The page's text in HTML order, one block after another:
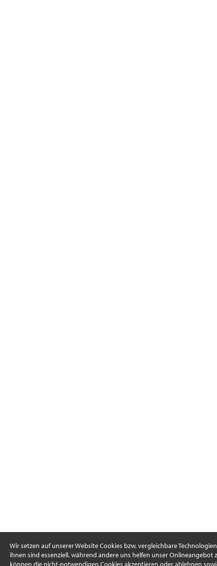
Wir setzen auf unserer Website Cookies bzw. vergleichbare
ihnen sind essenziell, während andere uns helfen unser Onlineangebot
können die nicht-notwendigen Cookies akzeptieren oder ablehnen